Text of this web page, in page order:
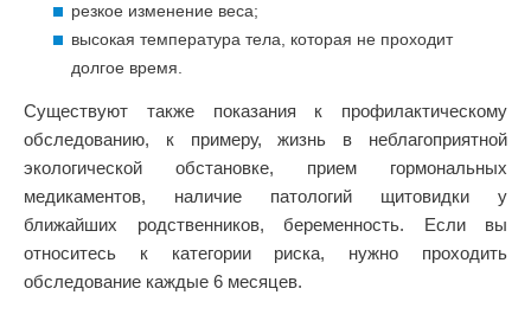
резкое изменение веса;
высокая температура тела, которая не проходит
долгое время.
Существуют также показания к профилактическому
обследованию, к примеру, жизнь в неблагоприятной
экологической обстановке, прием гормональных
медикаментов, наличие патологий щитовидки у
ближайших родственников, беременность. Если вы
относитесь к категории риска, нужно проходить
обследование каждые 6 месяцев.